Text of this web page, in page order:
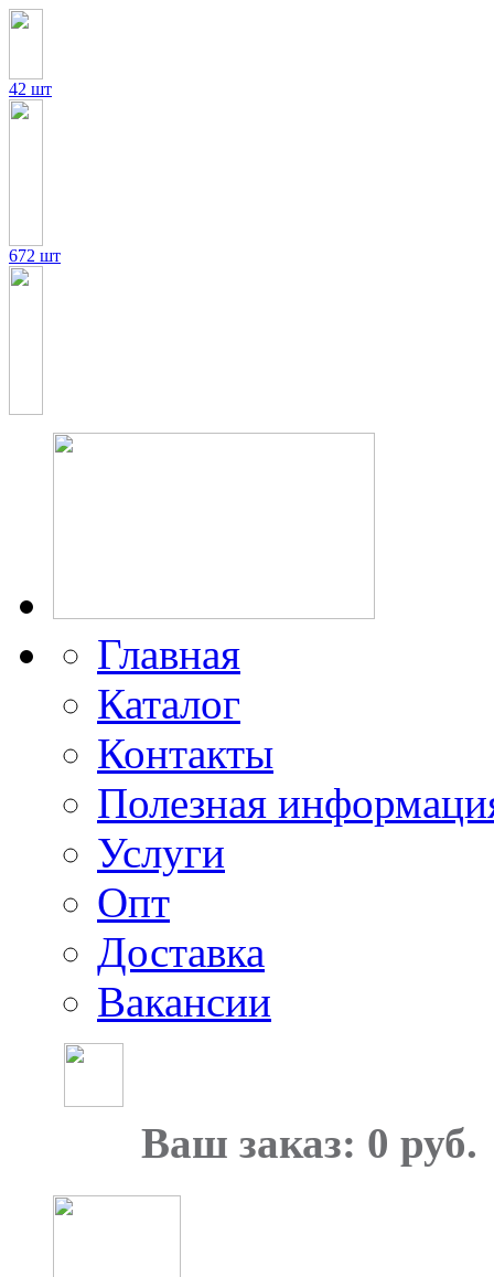
42 шт
672 шт
Главная
Каталог
Контакты
Полезная
Услуги
Опт
Доставка
Вакансии
Ваш заказ: 0 руб.